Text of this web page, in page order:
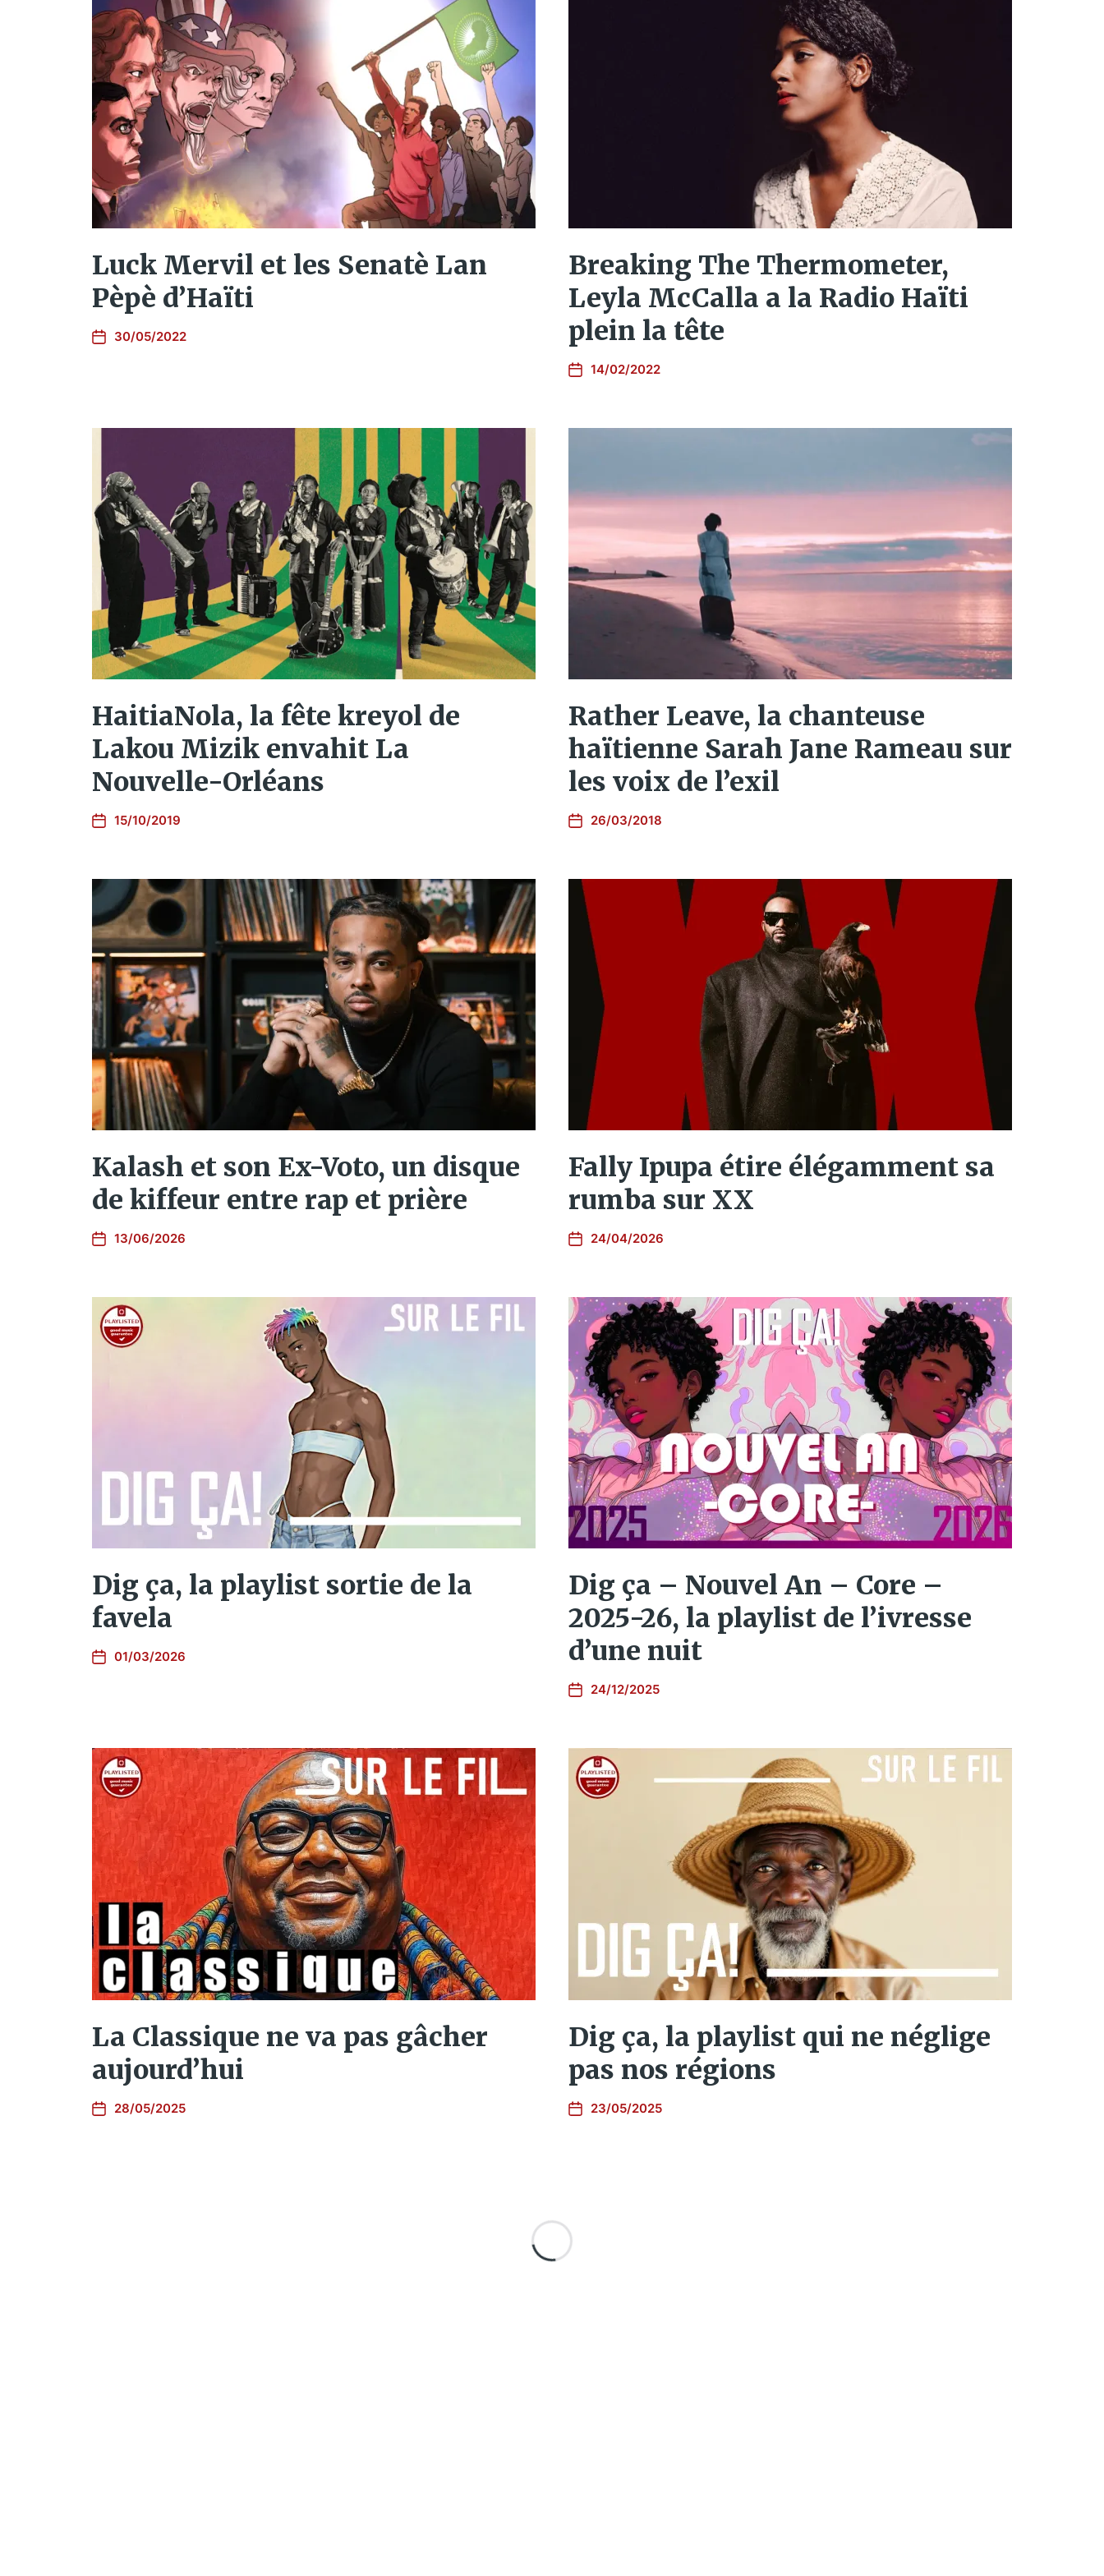
Luck Mervil et les Senatè Lan
Pèpè d’Haïti
30/05/2022
Breaking The Thermometer,
Leyla McCalla a la Radio Haïti
plein la tête
14/02/2022
HaitiaNola, la fête kreyol de
Lakou Mizik envahit La
Nouvelle-Orléans
15/10/2019
Rather Leave, la chanteuse
haïtienne Sarah Jane Rameau sur
les voix de l’exil
26/03/2018
Kalash et son Ex-Voto, un disque
de kiffeur entre rap et prière
13/06/2026
Fally Ipupa étire élégamment sa
rumba sur XX
24/04/2026
Dig ça, la playlist sortie de la
favela
01/03/2026
Dig ça – Nouvel An – Core –
2025-26, la playlist de l’ivresse
d’une nuit
24/12/2025
La Classique ne va pas gâcher
aujourd’hui
28/05/2025
Dig ça, la playlist qui ne néglige
pas nos régions
23/05/2025